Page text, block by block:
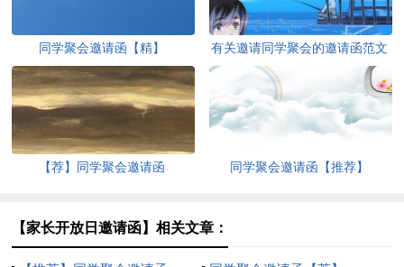
同学聚会邀请函【精】
有关邀请同学聚会的邀请函范文
合集9篇
【荐】同学聚会邀请函 同学聚会邀请函【推荐】
【家长开放日邀请函】相关文章：